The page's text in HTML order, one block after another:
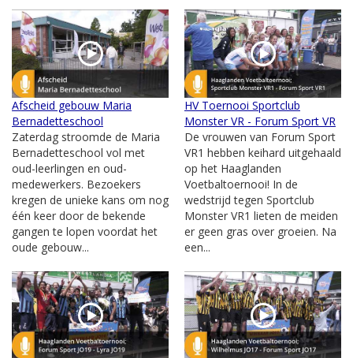
Afscheid gebouw Maria
Bernadetteschool
Zaterdag stroomde de Maria
Bernadetteschool vol met
oud-leerlingen en oud-
medewerkers. Bezoekers
kregen de unieke kans om nog
één keer door de bekende
gangen te lopen voordat het
oude gebouw...
HV Toernooi Sportclub
Monster VR - Forum Sport VR
De vrouwen van Forum Sport
VR1 hebben keihard uitgehaald
op het Haaglanden
Voetbaltoernooi! In de
wedstrijd tegen Sportclub
Monster VR1 lieten de meiden
er geen gras over groeien. Na
een...